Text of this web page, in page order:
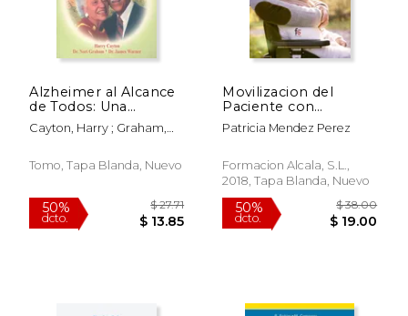
40% 30%
Alzheimer al Alcance
de Todos: Una
Invaluable
Contribucion Para
las Formas de
Cayton, Harry ; Graham,
Tomo, Tapa Blanda, Nuevo
Movilizacion del
Paciente con
Movilidad Reducida
Patricia Mendez Perez
Formacion Alcala, S.L.,
2018, Tapa Blanda, Nuevo